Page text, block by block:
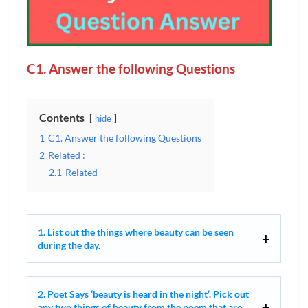
C1. Answer the following Questions
Contents hide
1 C1. Answer the following Questions
2 Related :
2.1 Related
1. List out the things where beauty can be seen
during the day.
2. Poet Says ‘beauty is heard in the night’. Pick out